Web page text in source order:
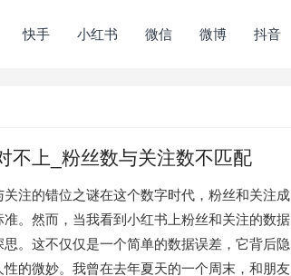
快手 小红书 微信 微博 抖音
不上_粉丝数与关注数不匹配
注的错位之谜在这个数字时代，粉丝和关注成
。然而，当我看到小红书上粉丝和关注的数据
。这不仅仅是一个简单的数据误差，它背后隐
的微妙。我曾在去年夏天的一个周末，和朋友